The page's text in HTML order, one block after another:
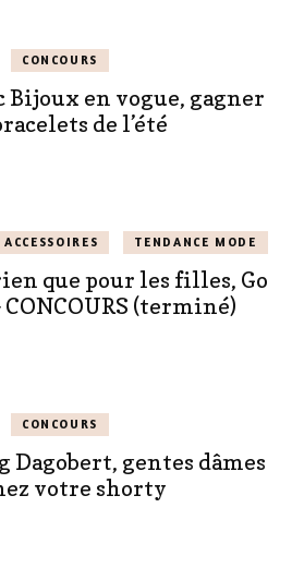
CONCOURS
Bijoux en vogue, gagner
de l’été
ACCESSOIRES TENDANCE MODE
que pour les filles, Go
(terminé)
CONCOURS
Dagobert, gentes dâmes
votre shorty